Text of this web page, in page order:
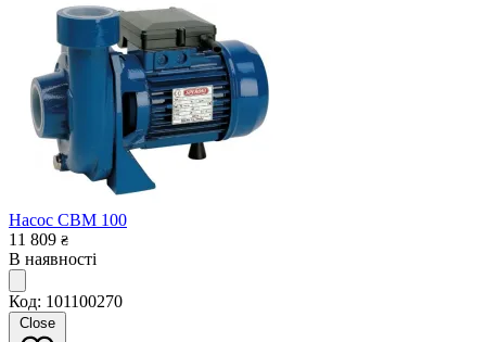
Насос CBM 100
11 809 ₴
В наявності
Код: 101100270
Close